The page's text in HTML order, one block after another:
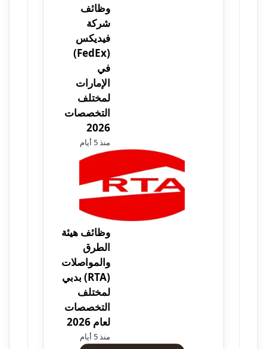
وظائف
شركة
فيديكس
(FedEx)
في
الإمارات
لمختلف
التخصصات
2026
منذ 5 أيام
وظائف هيئة
الطرق
والمواصلات
(RTA) بدبي
لمختلف
التخصصات
لعام 2026
منذ 5 أيام